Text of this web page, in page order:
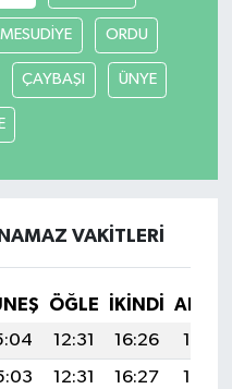
MESUDİYE ORDU
ÇAYBAŞI ÜNYE
VAKITLERI
ÖĞLE İKINDI
12:31 16:26
19:48
12:31 16:27
19:49